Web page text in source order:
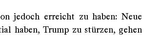
jedoch erreicht zu haben: Neue
haben, Trump zu stürzen, gehen